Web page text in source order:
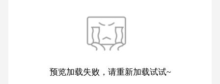
预览加载失败，请重新加载试试~